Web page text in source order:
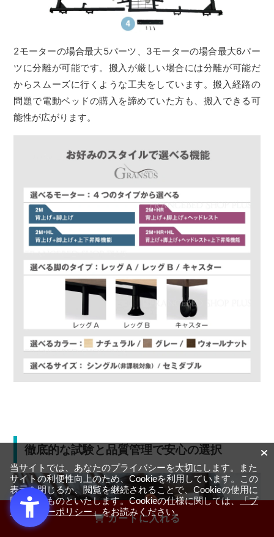
カートに入れる
2モーターの場合最大5パーツ、3モーターの場合最大6パー
ツに分離が可能です。搬入が厳しい場合には分離が可能だ
からスムーズに行くような工夫をしています。搬入経路の
問題で電動ベッドの購入を諦めていた方も、搬入できる可
能性が広がります。
徹底的な試験と品質管理で安心の選択
当サイトでは、あなたのプライバシーを大切にします。また
サイトの利便性向上のため、Cookieを利用しています。この
表示を閉じるか、閲覧を継続されることで、Cookieの使用に
同意するものといたします。Cookieの仕様に関しては、「プ
ライバシーポリシー」をお読みください。